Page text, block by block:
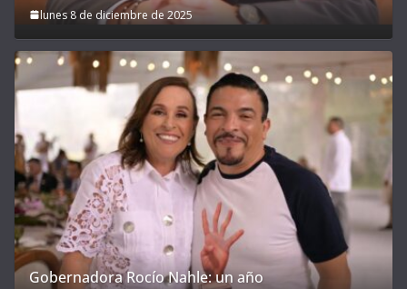
lunes 8 de diciembre de 2025
Gobernadora Rocío Nahle: un año